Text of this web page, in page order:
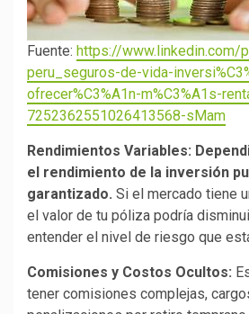
Fuente: https://
peru_seguros-de-vida-
ofrecer%C3%A1n-m%C3%A1s-
7252362551026413568-sMam
Rendimientos Variables:
el rendimiento de la inversión
garantizado. Si el mercado tiene
el valor de tu póliza podría
entender el nivel de riesgo que
Comisiones y Costos Ocultos:
tener comisiones complejas,